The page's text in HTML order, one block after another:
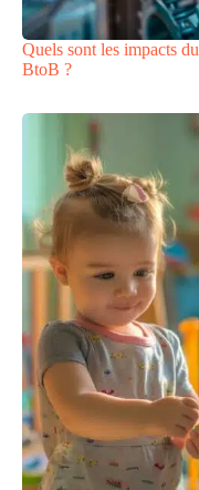
Quels sont les impacts
BtoB ?